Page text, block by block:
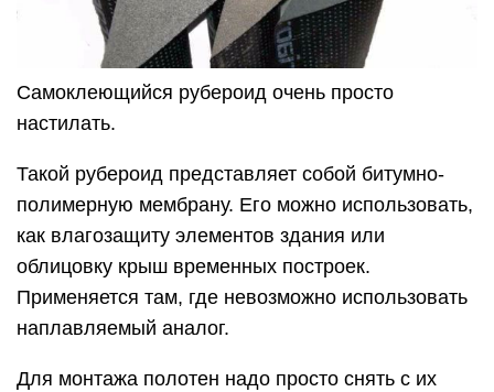
Самоклеющийся рубероид очень просто
настилать.
Такой рубероид представляет собой битумно-
полимерную мембрану. Его можно использовать,
как влагозащиту элементов здания или
облицовку крыш временных построек.
Применяется там, где невозможно использовать
наплавляемый аналог.
Для монтажа полотен надо просто снять с их